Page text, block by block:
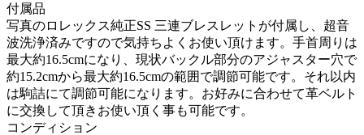
付属品
写真のロレックス純正SS 三連ブレスレットが付属し、超音
波洗浄済みですので気持ちよくお使い頂けます。手首周りは
最大約16.5cmになり、現状バックル部分のアジャスター穴で
約15.2cmから最大約16.5cmの範囲で調節可能です。それ以内
は駒詰にて調節可能になります。お好みに合わせて革ベルト
に交換して頂きお使い頂く事も可能です。
コンディション